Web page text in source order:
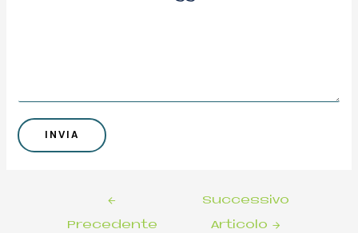
INVIA
←
Precedente
Successivo
Articolo→